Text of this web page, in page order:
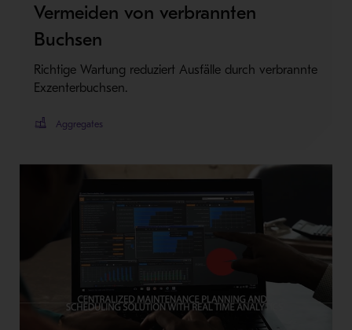
Vermeiden von verbrannten
Buchsen
Richtige Wartung reduziert Ausfälle durch verbrannte
Exzenterbuchsen.
Aggregates